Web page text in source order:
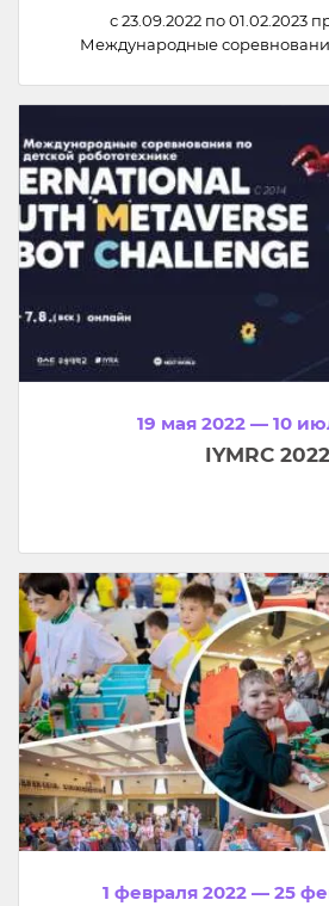
с 23.09.2022 по 01.02.2023
Международные
нейротехнологиям
19 мая 2022 — 10
IYMRC 2022
1 февраля 2022 — 25